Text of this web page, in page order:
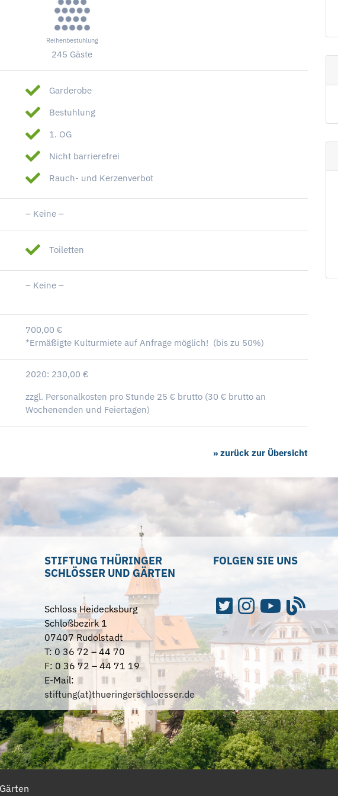
Reihenbestuhlung
245 Gäste
Garderobe
Bestuhlung
1. OG
Nicht barrierefrei
Rauch- und Kerzenverbot
– Keine –
Toiletten
– Keine –
700,00 €
*Ermäßigte Kulturmiete auf Anfrage möglich! (bis zu 50%)
2020: 230,00 €
zzgl. Personalkosten pro Stunde 25 € brutto (30 € brutto an
Wochenenden und Feiertagen)
» zurück zur Übersicht
STIFTUNG THÜRINGER
SCHLÖSSER UND GÄRTEN
Schloss Heidecksburg
Schloßbezirk 1
07407 Rudolstadt
T: 0 36 72 – 44 70
F: 0 36 72 – 44 71 19
E-Mail:
stiftung(at)thueringerschloesser.de
FOLGEN SIE UNS